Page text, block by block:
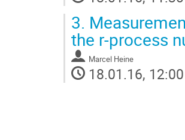
3.
the r-process
Marcel Heine
18.01.16, 12:00